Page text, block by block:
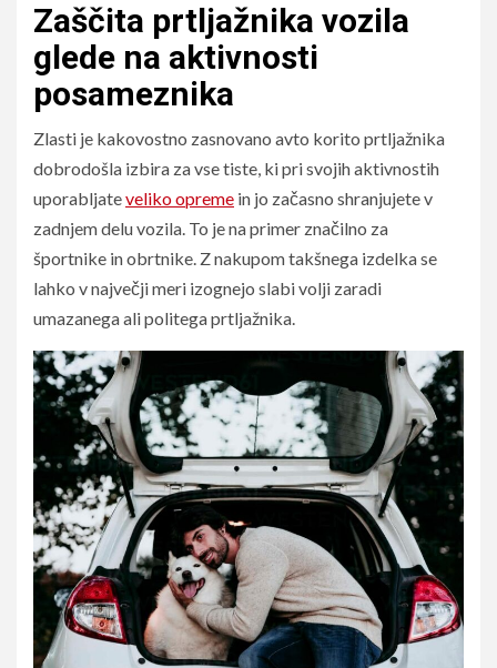
Zaščita prtljažnika vozila
glede na aktivnosti
posameznika
Zlasti je kakovostno zasnovano avto korito prtljažnika
dobrodošla izbira za vse tiste, ki pri svojih aktivnostih
uporabljateveliko opreme in jo začasno shranjujete v
zadnjem delu vozila. To je na primer značilno za
športnike in obrtnike. Z nakupom takšnega izdelka se
lahko v največji meri izognejo slabi volji zaradi
umazanega ali politega prtljažnika.